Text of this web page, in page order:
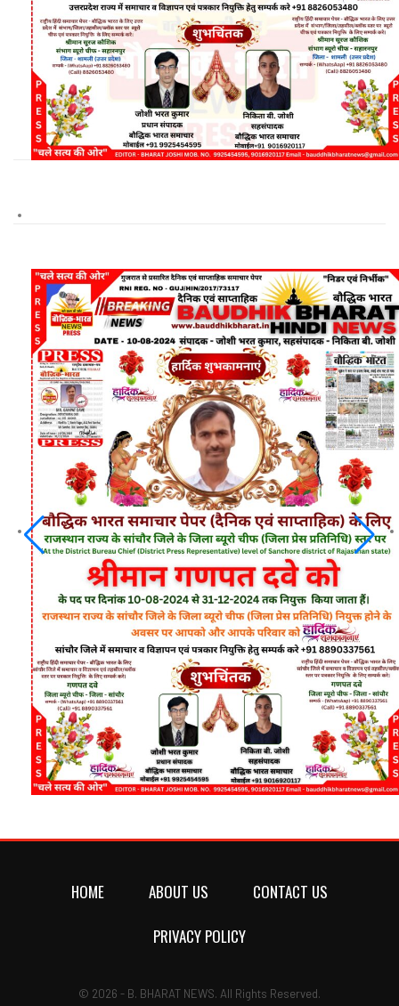
HOME ABOUT US
CONTACT US
PRIVACY POLICY
© 2026 - B. BHARAT NEWS. All Rights Reserved.